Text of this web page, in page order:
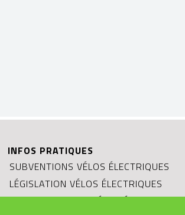
INFOS PRATIQUES
SUBVENTIONS VÉLOS ÉLECTRIQUES
LÉGISLATION VÉLOS ÉLECTRIQUES
MODES D’EMPLOI VÉLOS ÉLECTRIQUES